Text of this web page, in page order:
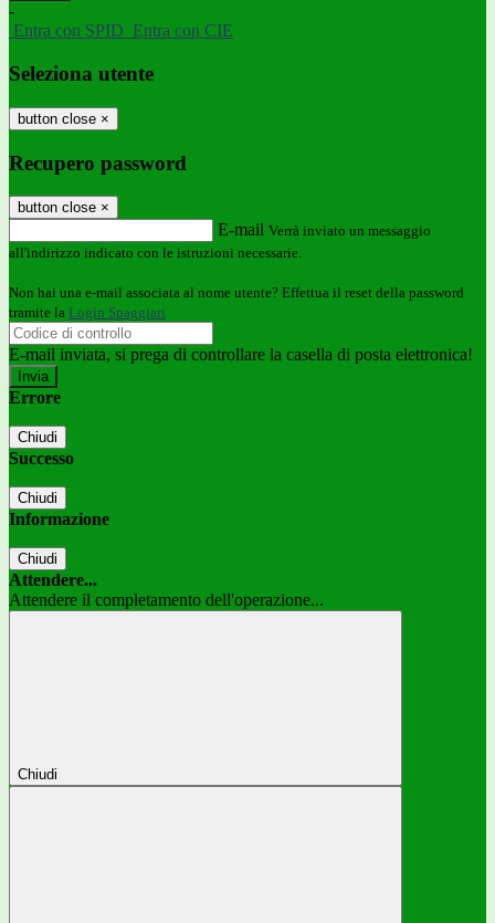
-
Entra con SPID Entra con CIE
Seleziona utente
button close ×
Recupero password
button close ×
E-mail Verrà inviato un messaggio
all'indirizzo indicato con le istruzioni necessarie.
Non hai una e-mail associata al nome utente? Effettua il reset della password
tramite la Login Spaggiari
E-mail inviata, si prega di controllare la casella di posta elettronica!
Errore
Chiudi
Successo
Chiudi
Informazione
Chiudi
Attendere...
Attendere il completamento dell'operazione...
Chiudi